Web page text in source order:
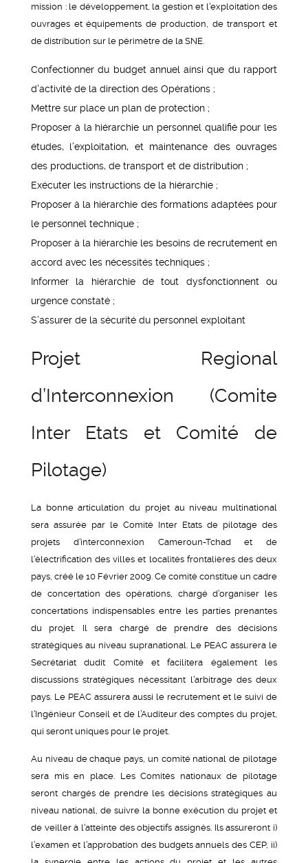
mission : le développement, la gestion et l’exploitation des
ouvrages et équipements de production, de transport et
de distribution sur le périmètre de la SNE.
Confectionner du budget annuel ainsi que du rapport
d’activité de la direction des Opérations ;
Mettre sur place un plan de protection ;
Proposer à la hiérarchie un personnel qualifié pour les
études, l’exploitation, et maintenance des ouvrages
des productions, de transport et de distribution ;
Exécuter les instructions de la hiérarchie ;
Proposer à la hiérarchie des formations adaptées pour
le personnel technique ;
Proposer à la hiérarchie les besoins de recrutement en
accord avec les nécessités techniques ;
Informer la hiérarchie de tout dysfonctionnent ou
urgence constaté ;
S’assurer de la sécurité du personnel exploitant
Projet Regional
d’Interconnexion (Comite
Inter Etats et Comité de
Pilotage)
La bonne articulation du projet au niveau multinational
sera assurée par le Comité Inter Etats de pilotage des
projets d’interconnexion Cameroun-Tchad et de
l’électrification des villes et localités frontalières des deux
pays, créé le 10 Février 2009. Ce comité constitue un cadre
de concertation des opérations, chargé d’organiser les
concertations indispensables entre les parties prenantes
du projet. Il sera chargé de prendre des décisions
stratégiques au niveau supranational. Le PEAC assurera le
Secrétariat dudit Comité et facilitera également les
discussions stratégiques nécessitant l’arbitrage des deux
pays. Le PEAC assurera aussi le recrutement et le suivi de
l’Ingénieur Conseil et de l’Auditeur des comptes du projet,
qui seront uniques pour le projet.
Au niveau de chaque pays, un comité national de pilotage
sera mis en place. Les Comités nationaux de pilotage
seront chargés de prendre les décisions stratégiques au
niveau national, de suivre la bonne exécution du projet et
de veiller à l’atteinte des objectifs assignés. Ils assureront i)
l’examen et l’approbation des budgets annuels des CEP, ii)